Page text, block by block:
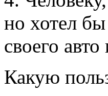
но хотел
своего
Какую